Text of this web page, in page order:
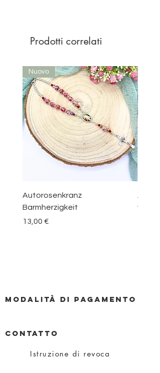
Prodotti correlati
Nuovo
Autorosenkranz
Barmherzigkeit
Prezzo
13,00 €
vom
Modalità di pagamento
CONTATTO
Istruzione di revoca